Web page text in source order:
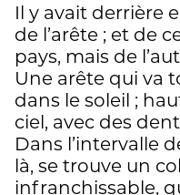
Il y avait derrière
de l’arête ; et de
pays, mais de
Une arête qui va
dans le soleil ;
ciel, avec des
Dans l’intervalle
là, se trouve un
infranchissable,